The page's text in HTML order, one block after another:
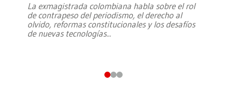
La exmagistrada colombiana habla sobre el rol
de contrapeso del periodismo, el derecho al
olvido, reformas constitucionales y los desafíos
de nuevas tecnologías...